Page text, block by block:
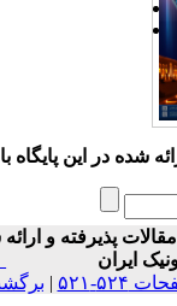
شده در این پایگاه با
مقالات پذیرفته و
ایران
|